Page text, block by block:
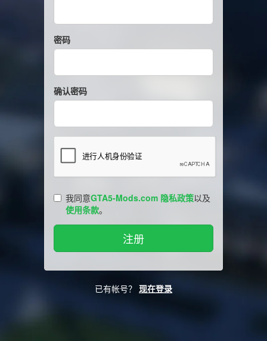
密码
确认密码
我同意GTA5-Mods.com 隐私政策以及
使用条款。
已有帐号？ 现在登录